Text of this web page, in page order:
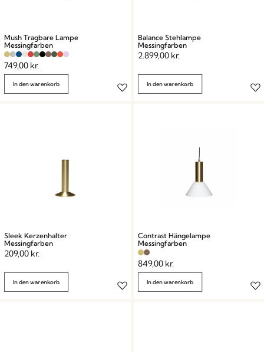
Mush Tragbare Lampe
Messingfarben
749,00 kr.
In den warenkorb
Balance Stehlampe
Messingfarben
2.899,00 kr.
In den warenkorb
Sleek Kerzenhalter
Messingfarben
209,00 kr.
In den warenkorb
Contrast Hängelampe
Messingfarben
849,00 kr.
In den warenkorb